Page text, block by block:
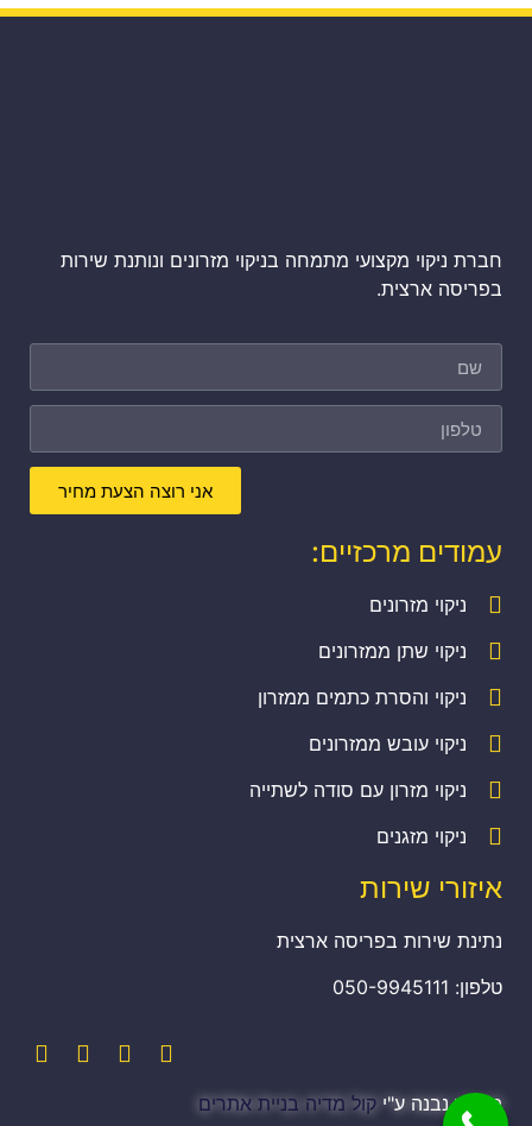
חברת ניקוי מקצועי מתמחה בניקוי מזרונים ונותנת שירות
בפריסה ארצית.
אני רוצה הצעת מחיר
עמודים מרכזיים:
ניקוי מזרונים
ניקוי שתן ממזרונים
ניקוי והסרת כתמים ממזרון
ניקוי עובש ממזרונים
ניקוי מזרון עם סודה לשתייה
ניקוי מזגנים
איזורי שירות
נתינת שירות בפריסה ארצית
טלפון: 050-9945111
האתר נבנה ע"י קול מדיה בניית אתרים